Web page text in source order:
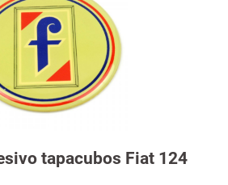
tapacubos Fiat 124